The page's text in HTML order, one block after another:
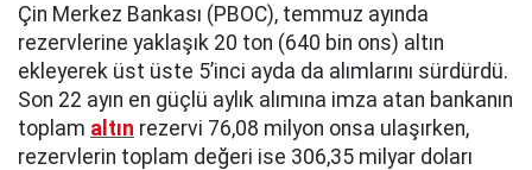
Çin Merkez Bankası (PBOC), temmuz ayında
rezervlerine yaklaşık 20 ton (640 bin ons) altın
ekleyerek üst üste 5’inci ayda da alımlarını sürdürdü.
Son 22 ayın en güçlü aylık alımına imza atan bankanın
toplam altın rezervi 76,08 milyon onsa ulaşırken,
rezervlerin toplam değeri ise 306,35 milyar doları